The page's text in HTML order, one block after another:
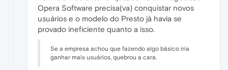
Opera Software precisa(va) conquistar novos
usuários e o modelo do Presto já havia se
provado ineficiente quanto a isso.
Se a empresa achou que fazendo algo básico iria
ganhar mais usuários, quebrou a cara.